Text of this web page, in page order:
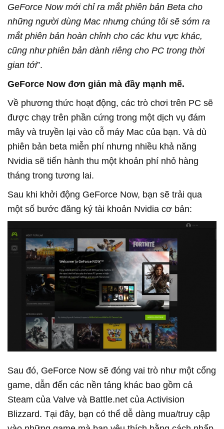
GeForce Now mới chỉ ra mắt phiên bản Beta cho
những người dùng Mac nhưng chúng tôi sẽ sớm ra
mắt phiên bản hoàn chỉnh cho các khu vực khác,
cũng như phiên bản dành riêng cho PC trong thời
gian tới”.
GeForce Now đơn giản mà đầy mạnh mẽ.
Về phương thức hoạt động, các trò chơi trên PC sẽ
được chạy trên phần cứng trong một dịch vụ đám
mây và truyền lại vào cỗ máy Mac của bạn. Và dù
phiên bản beta miễn phí nhưng nhiều khả năng
Nvidia sẽ tiến hành thu một khoản phí nhỏ hàng
tháng trong tương lai.
Sau khi khởi động GeForce Now, bạn sẽ trải qua
một số bước đăng ký tài khoản Nvidia cơ bản:
Sau đó, GeForce Now sẽ đóng vai trò như một cổng
game, dẫn đến các nền tảng khác bao gồm cả
Steam của Valve và Battle.net của Activision
Blizzard. Tại đây, bạn có thể dễ dàng mua/truy cập